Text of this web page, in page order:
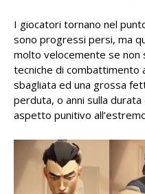
I giocatori tornano nel
sono progressi persi, ma
molto velocemente se non
tecniche di combattimento
sbagliata ed una grossa
perduta, o anni sulla
aspetto punitivo